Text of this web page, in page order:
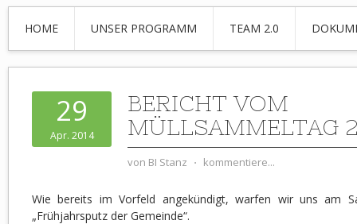
HOME UNSER PROGRAMM TEAM 2.0
29
Apr. 2014
BERICHT VOM
MÜLLSAMMELTAG
von BI Stanz ⋅ kommentiere...
Wie bereits im Vorfeld angekündigt, warfen wir uns am
„Frühjahrsputz der Gemeinde“.